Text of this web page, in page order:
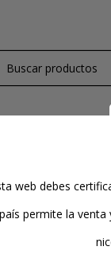
web debes
permite la